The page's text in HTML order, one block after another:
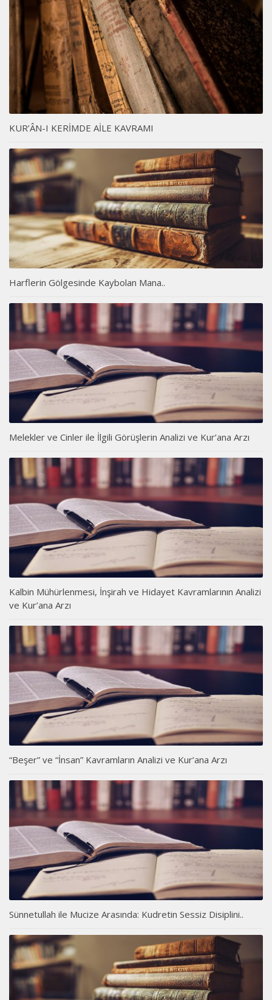
KUR’ÂN-I KERİMDE AİLE KAVRAMI
Harflerin Gölgesinde Kaybolan Mana..
Melekler ve Cinler ile İlgili Görüşlerin Analizi ve Kur’ana Arzı
Kalbin Mühürlenmesi, İnşirah ve Hidayet Kavramlarının Analizi
ve Kur’ana Arzı
“Beşer” ve “İnsan” Kavramların Analizi ve Kur’ana Arzı
Sünnetullah ile Mucize Arasında: Kudretin Sessiz Disiplini..